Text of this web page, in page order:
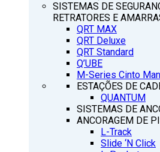
SISTEMAS DE
RETRATORES E
QRT MAX
QRT Deluxe
QRT Standard
Q’UBE
M-Series Cinto
ESTAÇÕES DE
QUANTUM
SISTEMAS DE
ANCORAGEM DE
L-Track
Slide ‘N Click